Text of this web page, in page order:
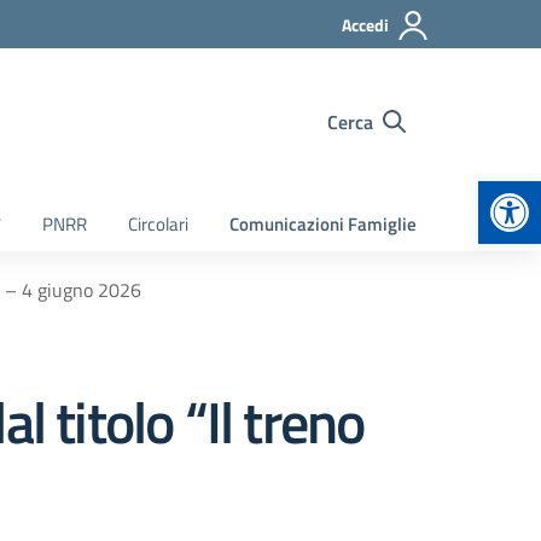
Accedi
Cerca
PNRR Circolari Comunicazioni Famiglie
4 giugno 2026
titolo “Il treno